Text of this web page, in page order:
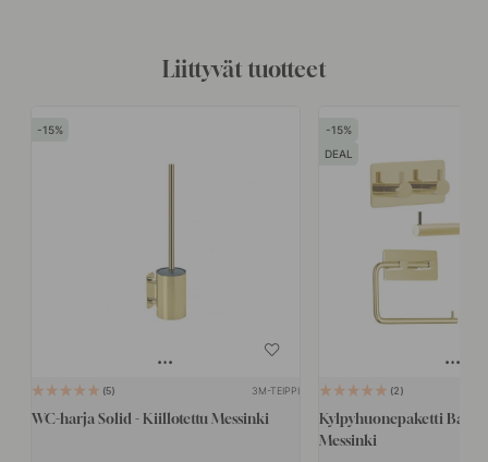
Liittyvät tuotteet
15
5 3M-TEIPPI
WC-harja Solid - Kiillotettu Messinki
15
DEAL
2
Kylpyhuonepaketti Base
Messinki